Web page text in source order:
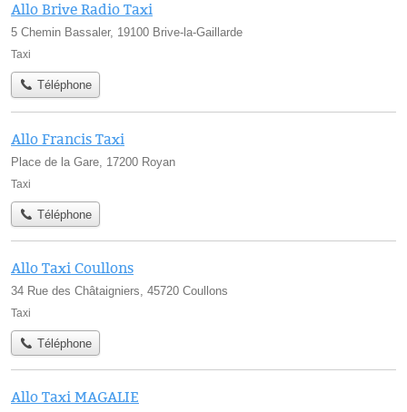
Allo Brive Radio Taxi
5 Chemin Bassaler, 19100 Brive-la-Gaillarde
Taxi
Téléphone
Allo Francis Taxi
Place de la Gare, 17200 Royan
Taxi
Téléphone
Allo Taxi Coullons
34 Rue des Châtaigniers, 45720 Coullons
Taxi
Téléphone
Allo Taxi MAGALIE